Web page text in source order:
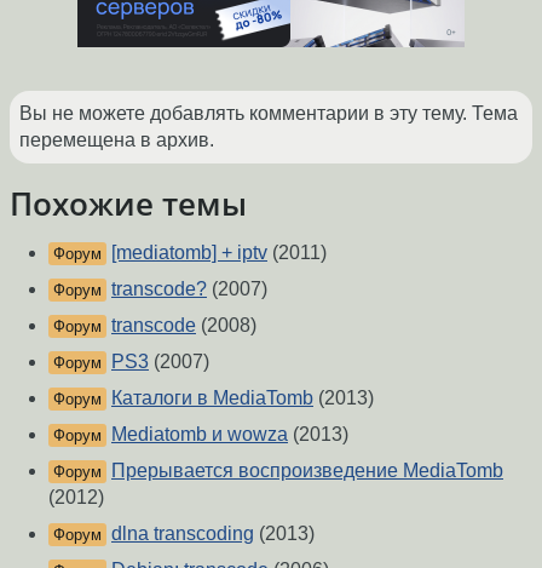
Вы не можете добавлять комментарии в эту тему. Тема
перемещена в архив.
Похожие темы
Форум [mediatomb] + iptv (2011)
Форум transcode? (2007)
Форум transcode (2008)
Форум PS3 (2007)
Форум Каталоги в MediaTomb (2013)
Форум Mediatomb и wowza (2013)
Форум
Прерывается воспроизведение MediaTomb
(2012)
Форум dlna transcoding (2013)